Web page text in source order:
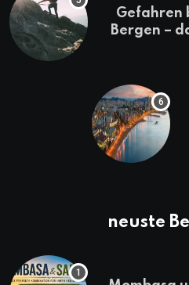
Gefahren
Bergen –
neuste